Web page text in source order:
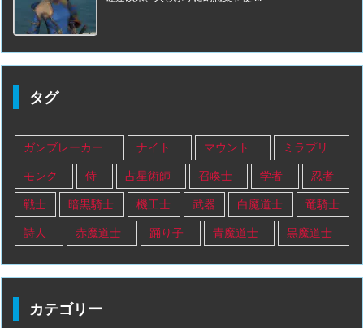
タグ
ガンブレーカー ナイト マウント ミラプリ
モンク 侍 占星術師 召喚士 学者 忍者
戦士 暗黒騎士 機工士 武器 白魔道士 竜騎士
詩人 赤魔道士 踊り子 青魔道士 黒魔道士
カテゴリー